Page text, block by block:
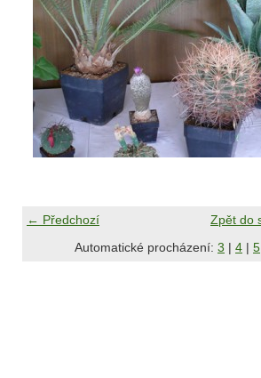
← Předchozí
Zpět do
Automatické procházení: 3 | 4 | 5